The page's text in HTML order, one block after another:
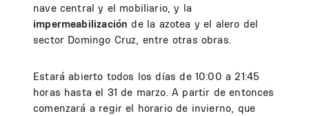
nave central y el mobiliario, y la
impermeabilizaciónde la azotea y el alero del
sector Domingo Cruz, entre otras obras.
Estará abierto todos los días de 10:00 a 21:45
horas hasta el 31 de marzo. A partir de entonces
comenzará a regir el horario de invierno, que